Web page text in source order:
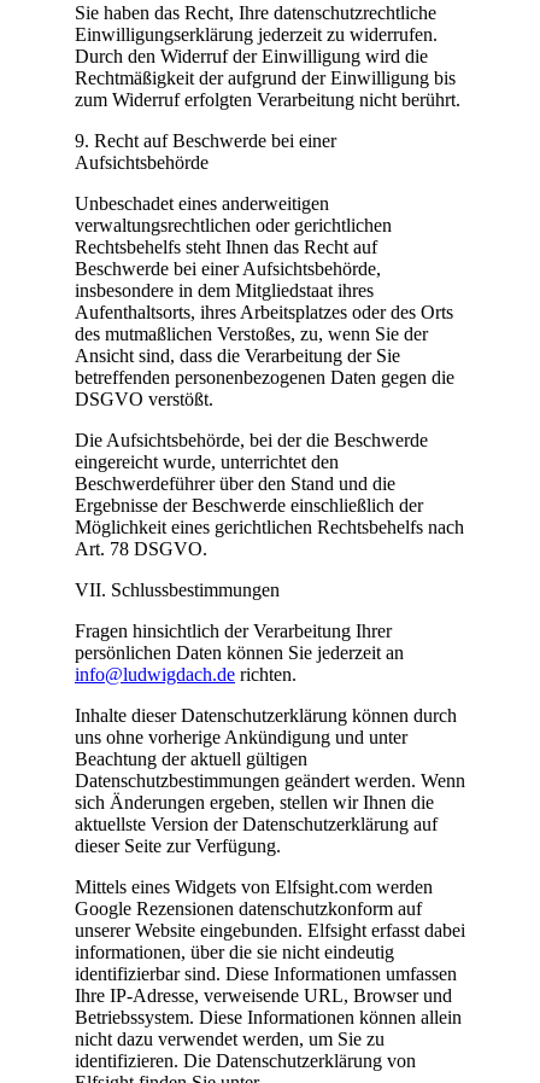
Sie haben das Recht, Ihre datenschutzrechtliche
Einwilligungserklärung jederzeit zu widerrufen.
Durch den Widerruf der Einwilligung wird die
Rechtmäßigkeit der aufgrund der Einwilligung bis
zum Widerruf erfolgten Verarbeitung nicht berührt.
9. Recht auf Beschwerde bei einer
Aufsichtsbehörde
Unbeschadet eines anderweitigen
verwaltungsrechtlichen oder gerichtlichen
Rechtsbehelfs steht Ihnen das Recht auf
Beschwerde bei einer Aufsichtsbehörde,
insbesondere in dem Mitgliedstaat ihres
Aufenthaltsorts, ihres Arbeitsplatzes oder des Orts
des mutmaßlichen Verstoßes, zu, wenn Sie der
Ansicht sind, dass die Verarbeitung der Sie
betreffenden personenbezogenen Daten gegen die
DSGVO verstößt.
Die Aufsichtsbehörde, bei der die Beschwerde
eingereicht wurde, unterrichtet den
Beschwerdeführer über den Stand und die
Ergebnisse der Beschwerde einschließlich der
Möglichkeit eines gerichtlichen Rechtsbehelfs nach
Art. 78 DSGVO.
VII. Schlussbestimmungen
Fragen hinsichtlich der Verarbeitung Ihrer
persönlichen Daten können Sie jederzeit an
info@ludwigdach.de richten.
Inhalte dieser Datenschutzerklärung können durch
uns ohne vorherige Ankündigung und unter
Beachtung der aktuell gültigen
Datenschutzbestimmungen geändert werden. Wenn
sich Änderungen ergeben, stellen wir Ihnen die
aktuellste Version der Datenschutzerklärung auf
dieser Seite zur Verfügung.
Mittels eines Widgets von Elfsight.com werden
Google Rezensionen datenschutzkonform auf
unserer Website eingebunden. Elfsight erfasst dabei
informationen, über die sie nicht eindeutig
identifizierbar sind. Diese Informationen umfassen
Ihre IP-Adresse, verweisende URL, Browser und
Betriebssystem. Diese Informationen können allein
nicht dazu verwendet werden, um Sie zu
identifizieren. Die Datenschutzerklärung von